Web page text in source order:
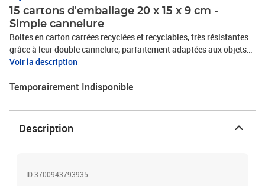
15 cartons d'emballage 20 x 15 x 9 cm -
Simple cannelure
Boites en carton carrées recyclées et recyclables, très résistantes
grâce à leur double cannelure, parfaitement adaptées aux objets
lourds et fragiles. Ces cartons d'expédition sont palettisables. Leur
x 9 cm
Voir la description
Temporairement Indisponible
Description
ID 3700943793935